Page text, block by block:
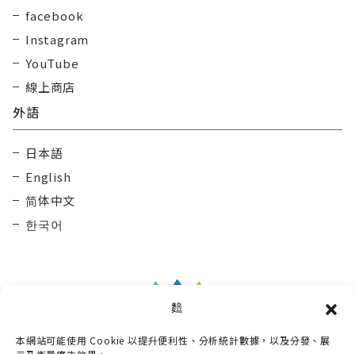
䴺
本網站可能使用 Cookie 以提升便利性、分析統計數據，以及分發、展
facebook
Instagram
YouTube
線上商店
外語
日本語
English
简体中文
한국어
Taisetsu Kamui Mintara DMO